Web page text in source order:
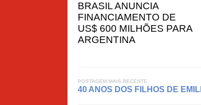
BRASIL ANUNCIA
FINANCIAMENTO DE
US$ 600 MILHÕES PARA
ARGENTINA
POSTAGEM MAIS RECENTE
40 ANOS DOS FILHOS DE